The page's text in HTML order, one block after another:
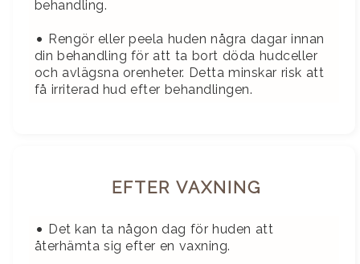
behandling.
• Rengör eller peela huden några dagar innan
din behandling för att ta bort döda hudceller
och avlägsna orenheter. Detta minskar risk att
få irriterad hud efter behandlingen.
EFTER VAXNING
• Det kan ta någon dag för huden att
återhämta sig efter en vaxning.